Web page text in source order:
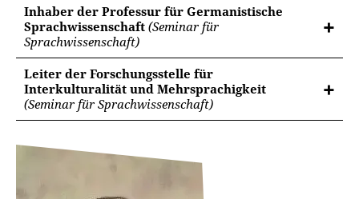
Inhaber der Professur für Germanistische
Sprachwissenschaft (Seminar für
Sprachwissenschaft)
Leiter der Forschungsstelle für
Interkulturalität und Mehrsprachigkeit
(Seminar für Sprachwissenschaft)